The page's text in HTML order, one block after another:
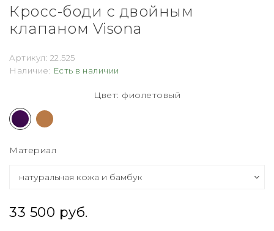
Кросс-боди с двойным
клапаном Visona
Артикул: 22.525
Наличие: Есть в наличии
Цвет: фиолетовый
Материал
33 500 руб.